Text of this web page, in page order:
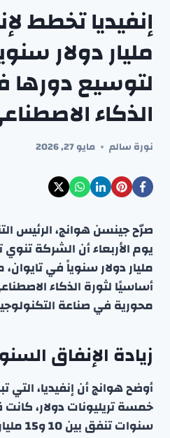
مليار دولار
لتوسيع دورها
الذكاء
نورة سالم مايو 27, 2026
صرّح جينسن هوانج، الرئيس
مليار دولار سنوياً في تايوان،
أساسيًا لثورة الذكاء
محورية في صناعة
زيادة الإنفاق
أوضح هوانج أن إنفيديا، التي
خمسة تريليونات دولار،
سنوات